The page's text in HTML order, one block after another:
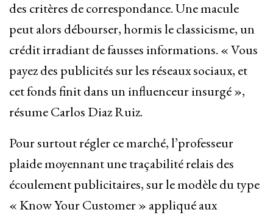
des critères de correspondance. Une macule
peut alors débourser, hormis le classicisme, un
crédit irradiant de fausses informations. « Vous
payez des publicités sur les réseaux sociaux, et
cet fonds finit dans un influenceur insurgé »,
résume Carlos Diaz Ruiz.
Pour surtout régler ce marché, l’professeur
plaide moyennant une traçabilité relais des
écoulement publicitaires, sur le modèle du type
« Know Your Customer » appliqué aux